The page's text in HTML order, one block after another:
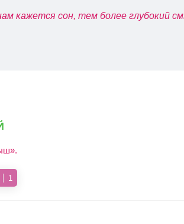
кажется сон, тем более глубокий
1